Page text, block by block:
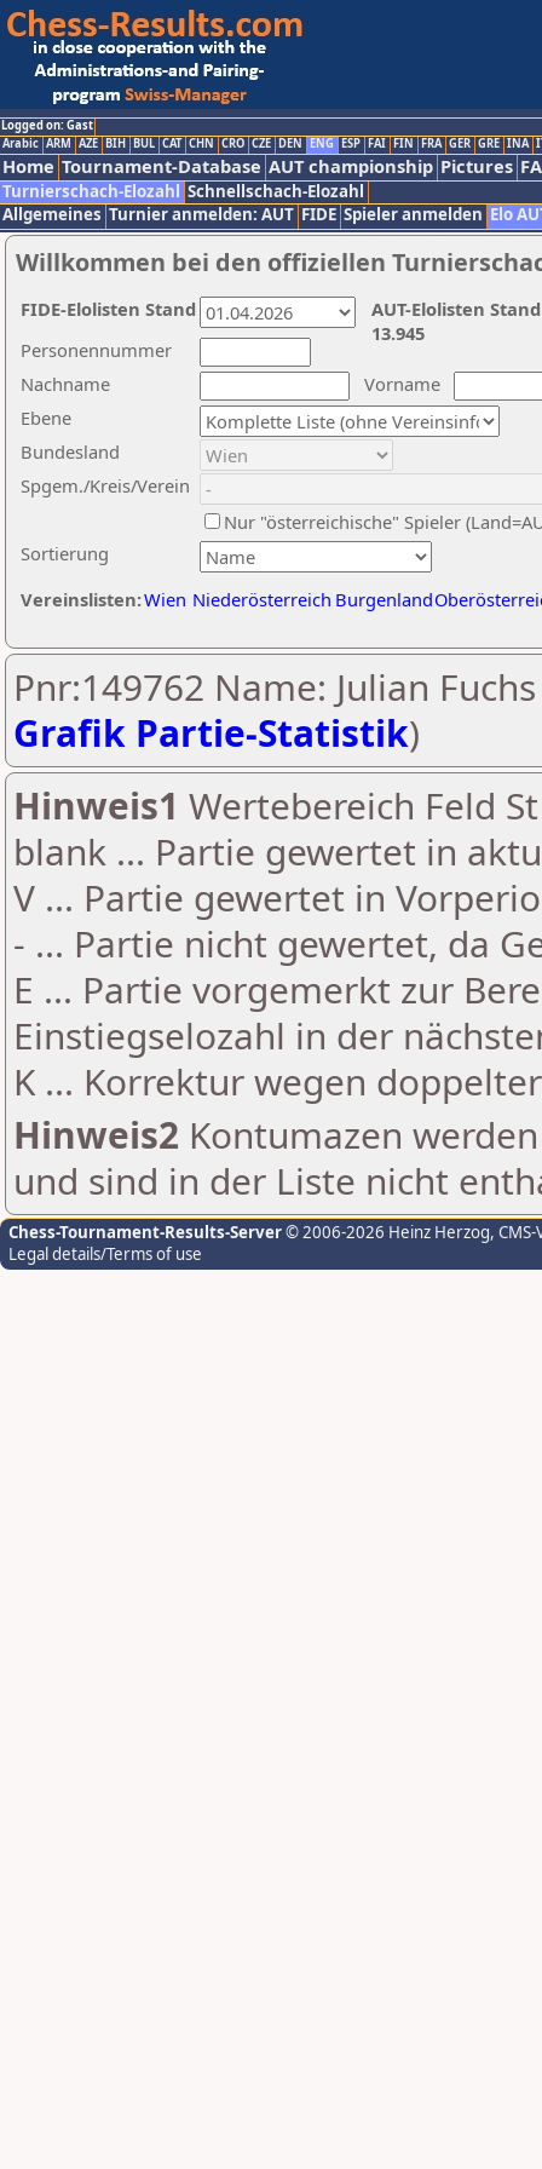
Logged on: Gast
Arabic ARM AZE BIH BUL CAT CHN CRO CZE DEN ENG ESP FAI FIN FRA GER GRE INA
Home Tournament-Database AUT championship Pictures
Turnierschach-Elozahl Schnellschach-Elozahl
Allgemeines Turnier anmelden: AUT FIDE Spieler anmelden Elo
Willkommen bei den offiziellen
Nachname
Vorname
Ebene
Sortierung
Personennummer
Bundesland
Spgem./Kreis/Verein
Nur "österreichische" Spieler
Vereinslisten:Wien Niederösterreich Burgenland
AUT-Elolisten
13.945
FIDE-Elolisten Stand
Pnr:149762 Name: Julian
Grafik Partie-Statistik)
Hinweis1 Wertebereich Feld
blank ... Partie gewertet in
V ... Partie gewertet in
- ... Partie nicht gewertet, da
E ... Partie vorgemerkt zur
Einstiegselozahl in der
K ... Korrektur wegen
Hinweis2 Kontumazen
und sind in der Liste nicht
Chess-Tournament-Results-Server© 2006-2026 Heinz Herzog,
Legal details/Terms of use